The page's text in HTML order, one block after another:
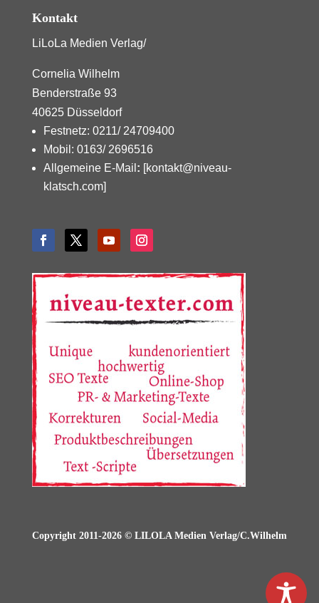
Kontakt
LiLoLa Medien Verlag/
Cornelia Wilhelm
Benderstraße 93
40625 Düsseldorf
Festnetz: 0211/ 24709400
Mobil: 0163/ 2696516
Allgemeine E-Mail : [kontakt@niveau-
klatsch.com]
Copyright 2011-2026 © LILOLA Medien Verlag/C.Wilhelm